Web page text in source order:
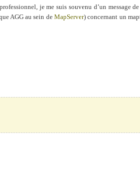
je me suis souvenu d’un message
AGG au sein deMapServer) concernant un